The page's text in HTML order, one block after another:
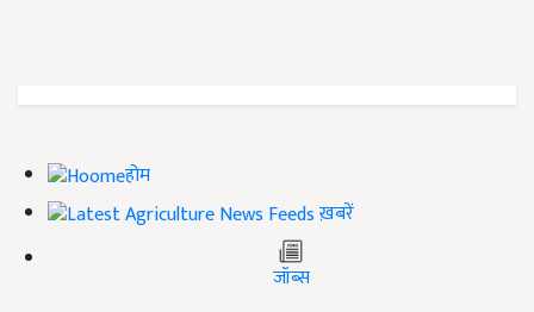
होम
ख़बरें
जॉब्स